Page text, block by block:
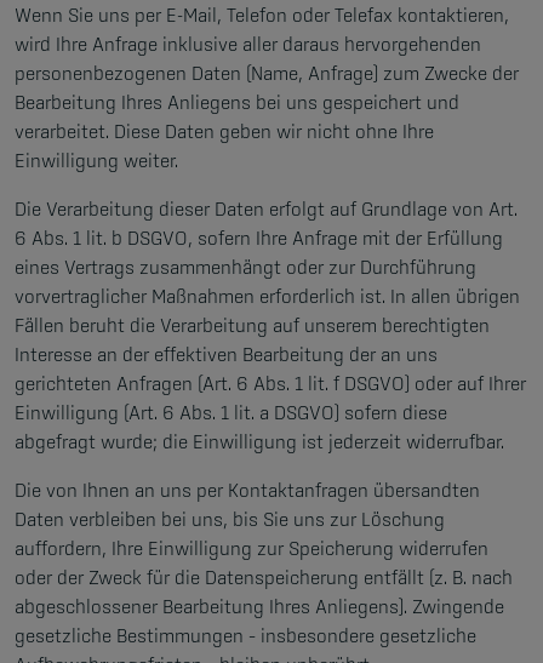
Wenn Sie uns per E-Mail, Telefon oder Telefax kontaktieren,
wird Ihre Anfrage inklusive aller daraus hervorgehenden
personenbezogenen Daten (Name, Anfrage) zum Zwecke der
Bearbeitung Ihres Anliegens bei uns gespeichert und
verarbeitet. Diese Daten geben wir nicht ohne Ihre
Einwilligung weiter.
Die Verarbeitung dieser Daten erfolgt auf Grundlage von Art.
6 Abs. 1 lit. b DSGVO, sofern Ihre Anfrage mit der Erfüllung
eines Vertrags zusammenhängt oder zur Durchführung
vorvertraglicher Maßnahmen erforderlich ist. In allen übrigen
Fällen beruht die Verarbeitung auf unserem berechtigten
Interesse an der effektiven Bearbeitung der an uns
gerichteten Anfragen (Art. 6 Abs. 1 lit. f DSGVO) oder auf Ihrer
Einwilligung (Art. 6 Abs. 1 lit. a DSGVO) sofern diese
abgefragt wurde; die Einwilligung ist jederzeit widerrufbar.
Die von Ihnen an uns per Kontaktanfragen übersandten
Daten verbleiben bei uns, bis Sie uns zur Löschung
auffordern, Ihre Einwilligung zur Speicherung widerrufen
oder der Zweck für die Datenspeicherung entfällt (z. B. nach
abgeschlossener Bearbeitung Ihres Anliegens). Zwingende
gesetzliche Bestimmungen – insbesondere gesetzliche